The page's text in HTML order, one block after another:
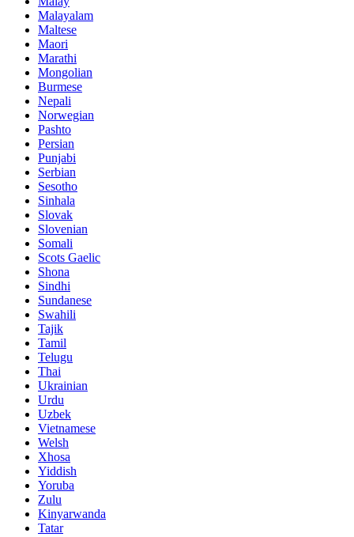
Malayalam
Maltese
Maori
Marathi
Mongolian
Burmese
Nepali
Norwegian
Pashto
Persian
Punjabi
Serbian
Sesotho
Sinhala
Slovak
Slovenian
Somali
Scots Gaelic
Shona
Sindhi
Sundanese
Swahili
Tajik
Tamil
Telugu
Thai
Ukrainian
Urdu
Uzbek
Vietnamese
Welsh
Xhosa
Yiddish
Yoruba
Zulu
Kinyarwanda
Tatar